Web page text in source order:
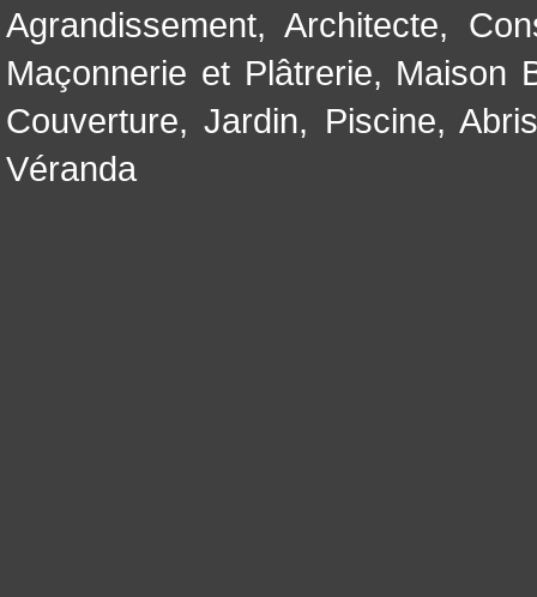
Agrandissement, Architecte,
Maçonnerie et Plâtrerie, Maison
Couverture,Jardin, Piscine,
Véranda